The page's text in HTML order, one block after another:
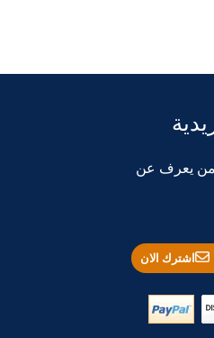
من يعرف عن
اشترك الان